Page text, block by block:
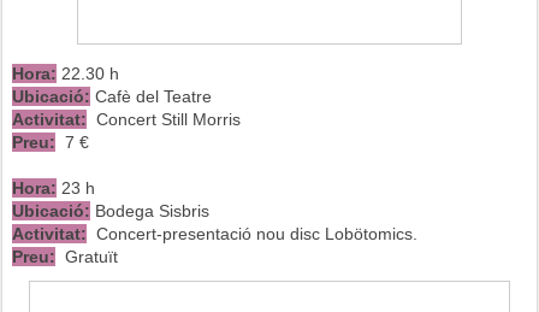
Hora: 22.30 h
Ubicació: Cafè del Teatre
Activitat: Concert Still Morris
Preu: 7 €
Hora: 23 h
Ubicació: Bodega Sisbris
Activitat: Concert-presentació nou disc Lobötomics.
Preu: Gratuït